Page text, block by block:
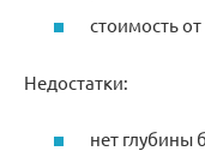
стоимость от
Недостатки:
нет глубины